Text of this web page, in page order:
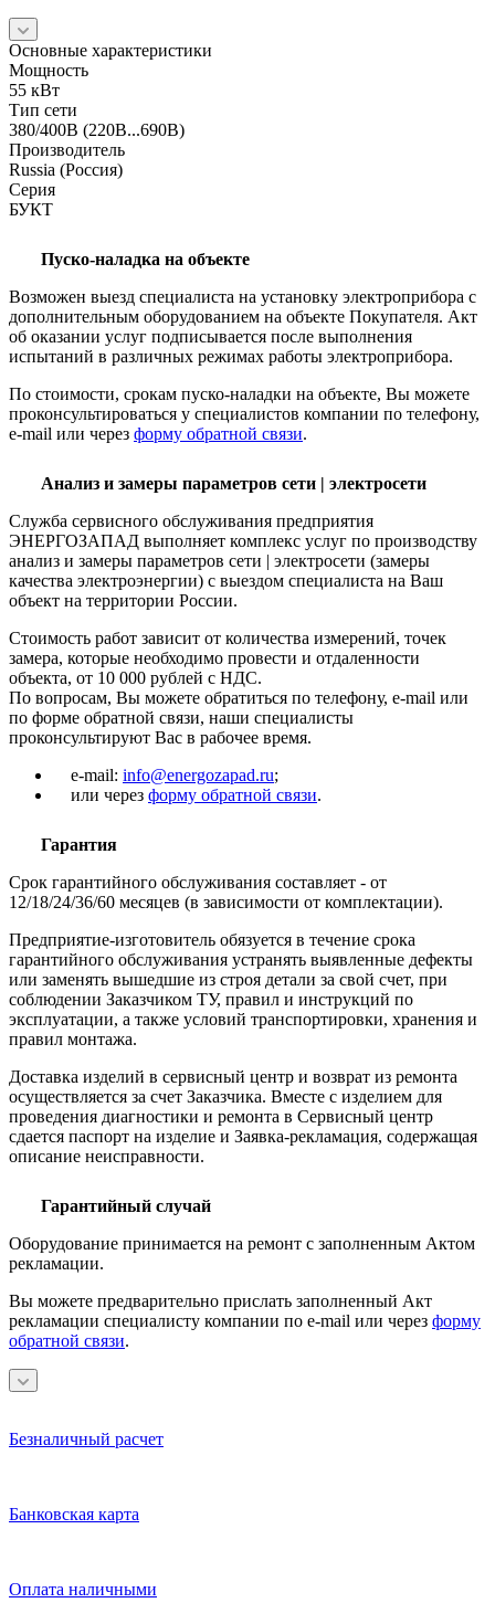
Основные характеристики
Мощность
55 кВт
Тип сети
380/400В (220В...690В)
Производитель
Russia (Россия)
Серия
БУКТ
Пуско-наладка на объекте
Возможен выезд специалиста на установку электроприбора с
дополнительным оборудованием на объекте Покупателя. Акт
об оказании услуг подписывается после выполнения
испытаний в различных режимах работы электроприбора.
По стоимости, срокам пуско-наладки на объекте, Вы можете
проконсультироваться у специалистов компании по телефону,
e-mail или через форму обратной связи.
Анализ и замеры параметров сети | электросети
Служба сервисного обслуживания предприятия
ЭНЕРГОЗАПАД выполняет комплекс услуг по производству
анализ и замеры параметров сети | электросети (замеры
качества электроэнергии) с выездом специалиста на Ваш
объект на территории России.
Стоимость работ зависит от количества измерений, точек
замера, которые необходимо провести и отдаленности
объекта, от 10 000 рублей с НДС.
По вопросам, Вы можете обратиться по телефону, e-mail или
по форме обратной связи, наши специалисты
проконсультируют Вас в рабочее время.
e-mail: info@energozapad.ru;
или через форму обратной связи.
Гарантия
Срок гарантийного обслуживания составляет - от
12/18/24/36/60 месяцев (в зависимости от комплектации).
Предприятие-изготовитель обязуется в течение срока
гарантийного обслуживания устранять выявленные дефекты
или заменять вышедшие из строя детали за свой счет, при
соблюдении Заказчиком ТУ, правил и инструкций по
эксплуатации, а также условий транспортировки, хранения и
правил монтажа.
Доставка изделий в сервисный центр и возврат из ремонта
осуществляется за счет Заказчика. Вместе с изделием для
проведения диагностики и ремонта в Сервисный центр
сдается паспорт на изделие и Заявка-рекламация, содержащая
описание неисправности.
Гарантийный случай
Оборудование принимается на ремонт с заполненным Актом
рекламации.
Вы можете предварительно прислать заполненный Акт
рекламации специалисту компании по e-mail или через форму
обратной связи.
Безналичный расчет
Банковская карта
Оплата наличными